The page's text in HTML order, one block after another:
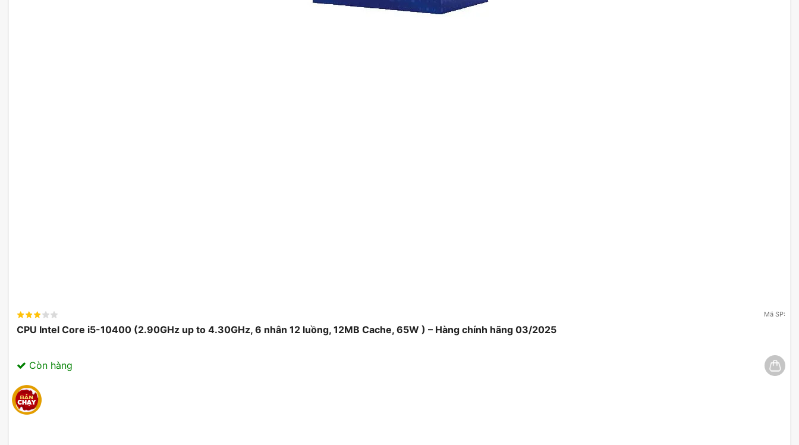
Mã SP:
CPU Intel Core i5-10400 (2.90GHz up to 4.30GHz, 6 nhân 12 luồng, 12MB Cache, 65W ) – Hàng chính hãng 03/2025
Còn hàng